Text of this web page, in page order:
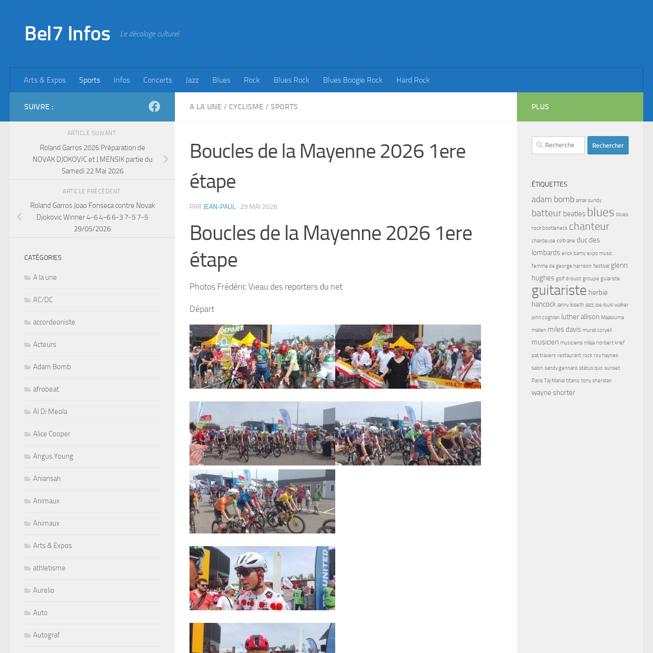
Bel7 Infos Le décalage culturel
Arts & Expos Sports Infos Concerts Jazz Blues Rock Blues Rock Blues Boogie Rock Hard Rock
A LA UNE / CYCLISME / SPORTS
Boucles de la Mayenne 2026 1ere
étape
PAR JEAN-PAUL · 29 MAI 2026
Boucles de la Mayenne 2026 1ere
étape
Photos Frédéric Vieau des reporters du net
Départ
SUIVRE :
ARTICLE SUIVANT
Roland Garros 2026 Préparation de
NOVAK DJOKOVIC et J.MENSIK partie du
Samedi 22 Mai 2026
ARTICLE PRÉCÉDENT
Roland Garros Joao Fonseca contre Novak
Djokovic Winner 4-6 4-6 6-3 7-5 7-5
29/05/2026
CATÉGORIES
A la une
AC/DC
accordeoniste
Acteurs
Adam Bomb
afrobeat
Al Di Meola
Alice Cooper
Angus Young
Aniansah
Animaux
Animaux
Arts & Expos
athletisme
Aurelio
Auto
Autograf
PLUS
Rechercher :
ÉTIQUETTES
adam bomb amar sundy
batteur beatles blues blues
rock bootleneck chanteur
chanteuse coltrane duc des
lombards erick bamy expo music
femme de george harrison festival glenn
hughes golf drouot groupe guiariste
guitariste herbie
hancock janny loseth jazz joe louis walker
john coghlan luther allison Maalouma
malien miles davis murali coryell
musicien musiciens nilaja norbert krief
pat travers restaurant rock roy haynes
salon sandy gennaro status quo sunset
Paris Taj Mahal titanic tony sheridan
wayne shorter